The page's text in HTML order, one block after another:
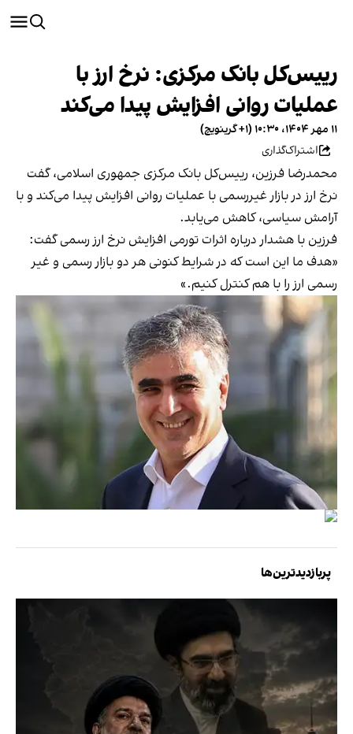
رییس‌کل بانک مرکزی: نرخ ارز با
عملیات روانی افزایش پیدا می‌کند
۱۱ مهر ۱۴۰۴، ۱۰:۳۰ (‎+۱ گرینویچ)
اشتراک‌گذاری
محمدرضا فرزین، رییس‌کل بانک مرکزی جمهوری اسلامی، گفت
نرخ ارز در بازار غیررسمی با عملیات روانی افزایش پیدا می‌کند و با
آرامش سیاسی، کاهش می‌یابد.
فرزین با هشدار درباره اثرات تورمی افزایش نرخ ارز رسمی گفت:
«هدف ما این است که در شرایط کنونی هر دو بازار رسمی و غیر
رسمی ارز را با هم کنترل کنیم.»
پربازدیدترین‌ها